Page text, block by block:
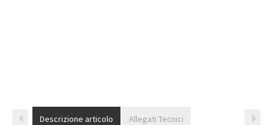
Descrizione articolo Allegati Tecnici